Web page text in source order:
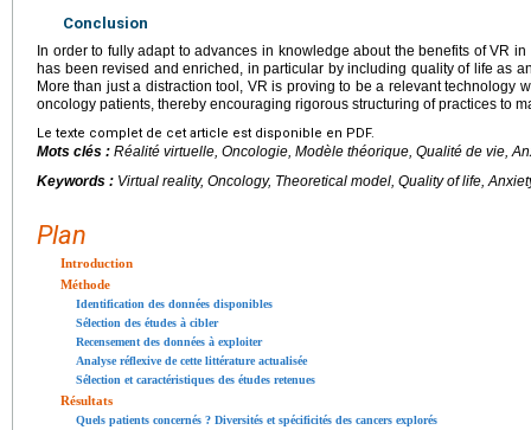
Conclusion
In order to fully adapt to advances in knowledge about the benefits of VR
has been revised and enriched, in particular by including quality of life as
More than just a distraction tool, VR is proving to be a relevant technology
oncology patients, thereby encouraging rigorous structuring of practices to
Le texte complet de cet article est disponible en PDF.
Mots clés : Réalité virtuelle, Oncologie, Modèle théorique, Qualité de vie,
Keywords : Virtual reality, Oncology, Theoretical model, Quality of life,
Plan
Introduction
Méthode
Identification des données disponibles
Sélection des études à cibler
Recensement des données à exploiter
Analyse réflexive de cette littérature actualisée
Sélection et caractéristiques des études retenues
Résultats
Quels patients concernés ? Diversités et spécificités des cancers explorés